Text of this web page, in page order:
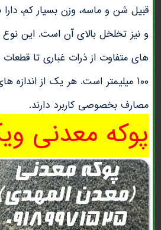
قبیل شن و ماسه، وزن بسیار کم،
و نیز تخلخل بالای آن است. این نوع
های متفاوت از ذرات غباری تا
۱۰۰ میلیمتر است. هر یک از
مصارف بخصوصی کاربرد دارند.
پوکه معدنی